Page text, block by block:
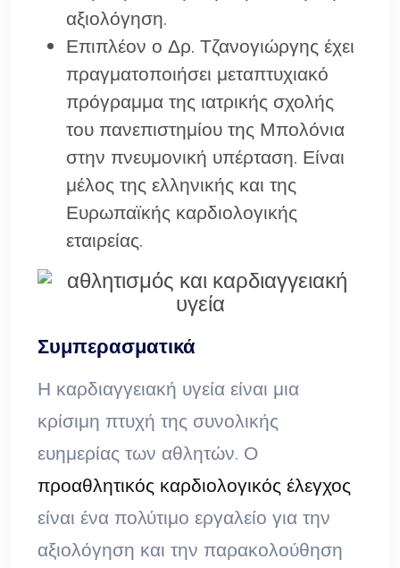
αξιολόγηση.
Επιπλέον ο Δρ. Τζανογιώργης έχει
πραγματοποιήσει μεταπτυχιακό
πρόγραμμα της ιατρικής σχολής
του πανεπιστημίου της Μπολόνια
στην πνευμονική υπέρταση. Είναι
μέλος της ελληνικής και της
Ευρωπαϊκής καρδιολογικής
εταιρείας.
Συμπερασματικά
Η καρδιαγγειακή υγεία είναι μια
κρίσιμη πτυχή της συνολικής
ευημερίας των αθλητών. Ο
προαθλητικός καρδιολογικός έλεγχος
είναι ένα πολύτιμο εργαλείο για την
αξιολόγηση και την παρακολούθηση